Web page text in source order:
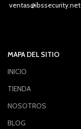
ventas@ibssecurity.net
MAPA DEL SITIO
INICIO
TIENDA
NOSOTROS
BLOG